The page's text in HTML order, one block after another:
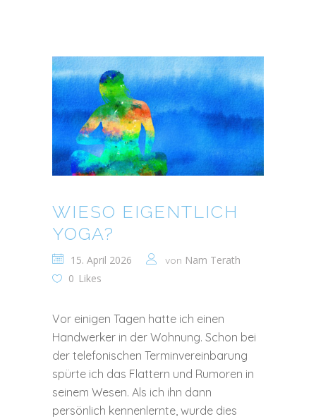
WIESO EIGENTLICH
YOGA?
15. April 2026 von Nam Terath
0 Likes
Vor einigen Tagen hatte ich einen
Handwerker in der Wohnung. Schon bei
der telefonischen Terminvereinbarung
spürte ich das Flattern und Rumoren in
seinem Wesen. Als ich ihn dann
persönlich kennenlernte, wurde dies